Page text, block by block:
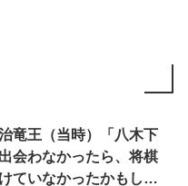
竜王（当時）「八木下
会わなかったら、将棋
ていなかったかもしれ